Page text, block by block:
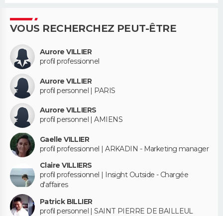
VOUS RECHERCHEZ PEUT-ÊTRE
Aurore VILLIER
profil professionnel
Aurore VILLIER
profil personnel | PARIS
Aurore VILLIERS
profil personnel | AMIENS
Gaelle VILLIER
profil professionnel | ARKADIN - Marketing manager
Claire VILLIERS
profil professionnel | Insight Outside - Chargée
d'affaires
Patrick BILLIER
profil personnel | SAINT PIERRE DE BAILLEUL